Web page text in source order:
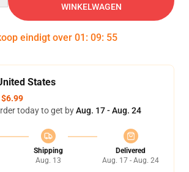
WINKELWAGEN
eindigt over 01 : 09: 54
States
$6.99
today to get byAug. 17 - Aug. 24
Shipping
Aug. 13
Delivered
Aug. 17 - Aug. 24